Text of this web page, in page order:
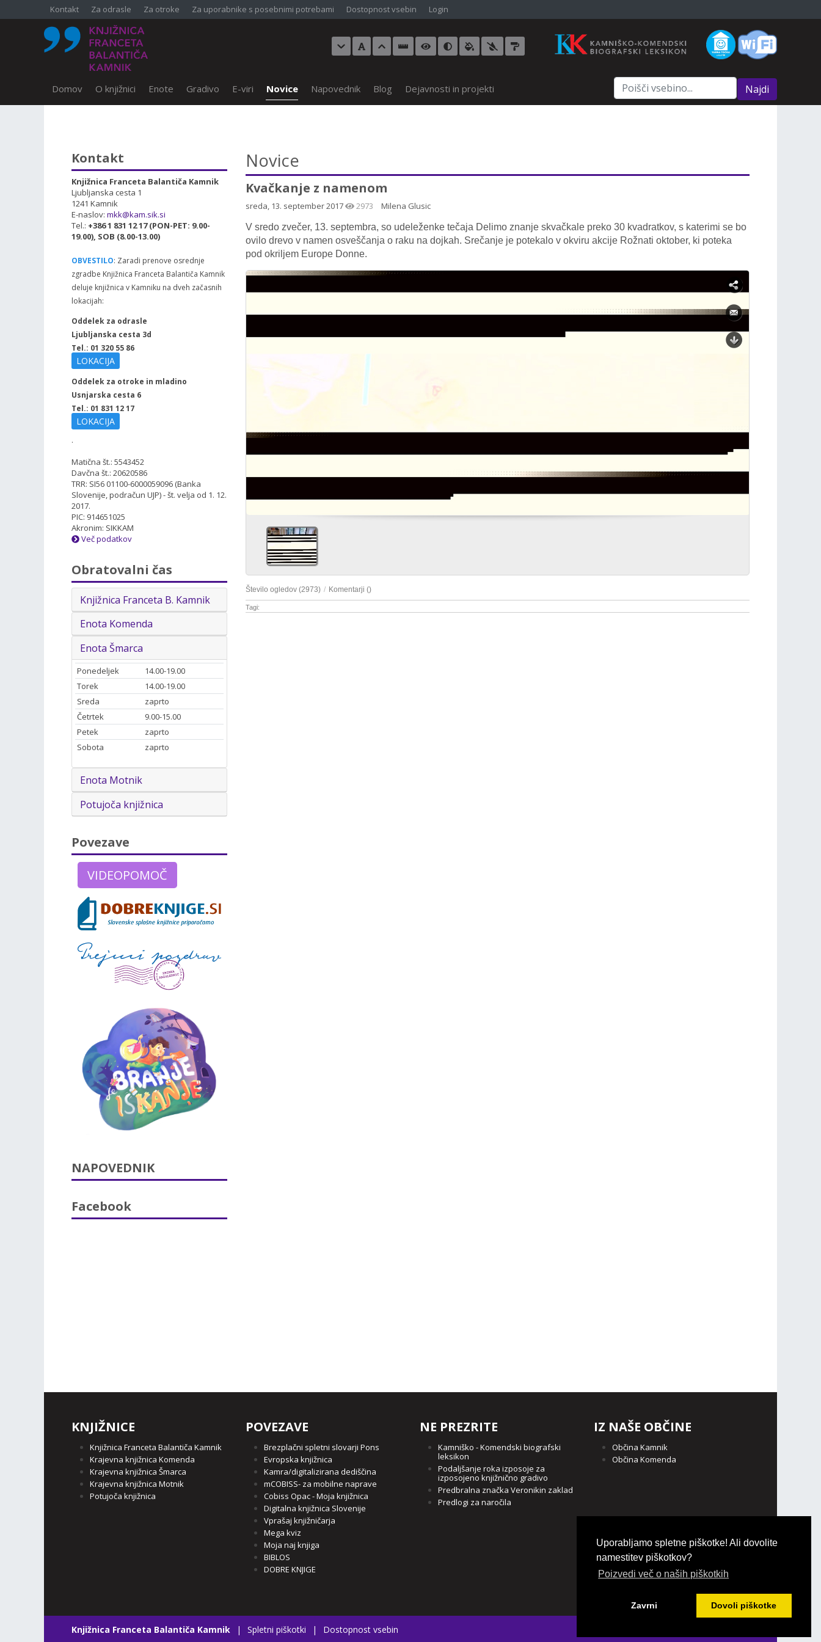
Kontakt Za odrasle Za otroke Za uporabnike s posebnimi potrebami Dostopnost vsebin Login
Domov O knjižnici Enote Gradivo E-viri Novice Napovednik Blog Dejavnosti in projekti Najdi
Novice
Kvačkanje z namenom
sreda, 13. september 2017 2973 Milena Glusic
V sredo zvečer, 13. septembra, so udeleženke tečaja Delimo znanje skvačkale preko 30 kvadratkov, s katerimi se bo
ovilo drevo v namen osveščanja o raku na dojkah. Srečanje je potekalo v okviru akcije Rožnati oktober, ki poteka
pod okriljem Europe Donne.
Število ogledov (2973) / Komentarji ()
Tagi:
Kontakt
Knjižnica Franceta Balantiča Kamnik
Ljubljanska cesta 1
1241 Kamnik
E-naslov: mkk@kam.sik.si
Tel.: +386 1 831 12 17 (PON-PET: 9.00-
19.00), SOB (8.00-13.00)
OBVESTILO: Zaradi prenove osrednje
zgradbe Knjižnica Franceta Balantiča Kamnik
deluje knjižnica v Kamniku na dveh začasnih
lokacijah:
Oddelek za odrasle
Ljubljanska cesta 3d
Tel.: 01 320 55 86
LOKACIJA
Oddelek za otroke in mladino
Usnjarska cesta 6
Tel.: 01 831 12 17
LOKACIJA
.
Matična št.: 5543452
Davčna št.: 20620586
TRR: SI56 01100-6000059096 (Banka
Slovenije, podračun UJP) - št. velja od 1. 12.
2017.
PIC: 914651025
Akronim: SIKKAM
Več podatkov
Obratovalni čas
Knjižnica Franceta B. Kamnik
Enota Komenda
Enota Šmarca
Ponedeljek
14.00-19.00
Torek
14.00-19.00
Sreda
zaprto
Četrtek
9.00-15.00
Petek
zaprto
Sobota
zaprto
Enota Motnik
Potujoča knjižnica
Povezave
VIDEOPOMOČ
NAPOVEDNIK
Facebook
KNJIŽNICE
Knjižnica Franceta Balantiča Kamnik
Krajevna knjižnica Komenda
Krajevna knjižnica Šmarca
Krajevna knjižnica Motnik
Potujoča knjižnica
POVEZAVE
Brezplačni spletni slovarji Pons
Evropska knjižnica
Kamra/digitalizirana dediščina
mCOBISS- za mobilne naprave
Cobiss Opac - Moja knjižnica
Digitalna knjižnica Slovenije
Vprašaj knjižničarja
Mega kviz
Moja naj knjiga
BIBLOS
DOBRE KNJIGE
NE PREZRITE
Kamniško - Komendski biografski
leksikon
Podaljšanje roka izposoje za
izposojeno knjižnično gradivo
Predbralna značka Veronikin zaklad
Predlogi za naročila
IZ NAŠE OBČINE
Občina Kamnik
Občina Komenda
Knjižnica Franceta Balantiča Kamnik | Spletni piškotki | Dostopnost vsebin
Uporabljamo spletne piškotke! Ali dovolite
namestitev piškotkov?
Poizvedi več o naših piškotkih
Zavrni Dovoli piškotke